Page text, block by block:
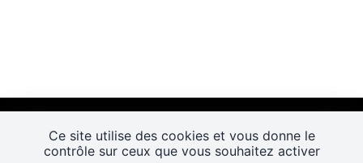
Ce site utilise des cookies et vous donne le
contrôle sur ceux que vous souhaitez activer